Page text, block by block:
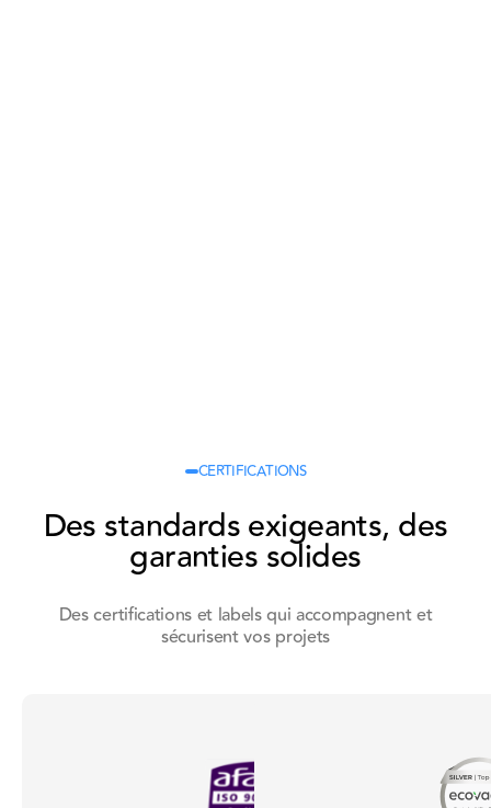
signe un
nouveau
avec
Eurostar
et
CERTIFICATIONS
Des standards exigeants, des
garanties solides
Des certifications et labels qui accompagnent et
sécurisent vos projets